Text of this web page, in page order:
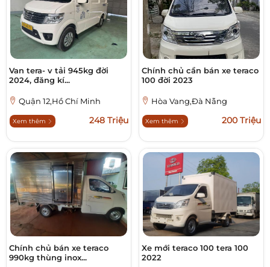
Van tera- v tải 945kg đời
2024, đăng kí...
Quận 12,Hồ Chí Minh
Xem thêm 248 Triệu
Chính chủ cần bán xe teraco
100 đời 2023
Hòa Vang,Đà Nẵng
Xem thêm 200 Triệu
Chính chủ bán xe teraco
990kg thùng inox...
Xe mới teraco 100 tera 100
2022